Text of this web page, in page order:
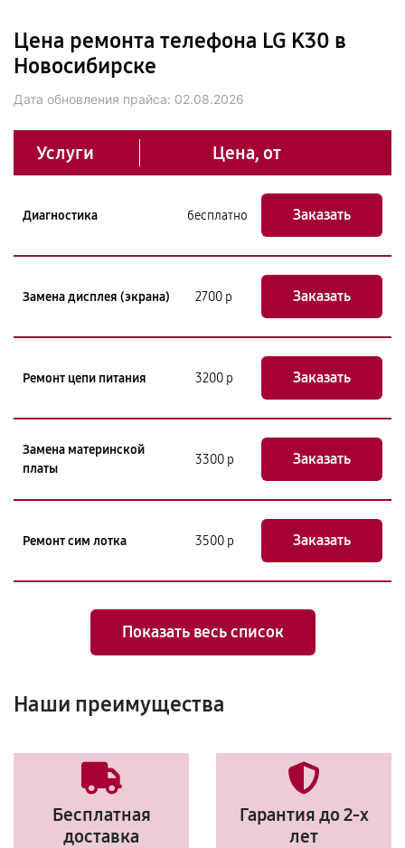
Цена ремонта телефона LG K30 в
Новосибирске
Дата обновления прайса: 02.08.2026
Услуги Цена, от
Диагностика бесплатно Заказать
Замена дисплея (экрана) 2700 р Заказать
Ремонт цепи питания 3200 р Заказать
Замена материнской
платы
3300 р Заказать
Ремонт сим лотка 3500 р Заказать
Показать весь список
Наши преимущества
Бесплатная
доставка
Гарантия до 2-х
лет